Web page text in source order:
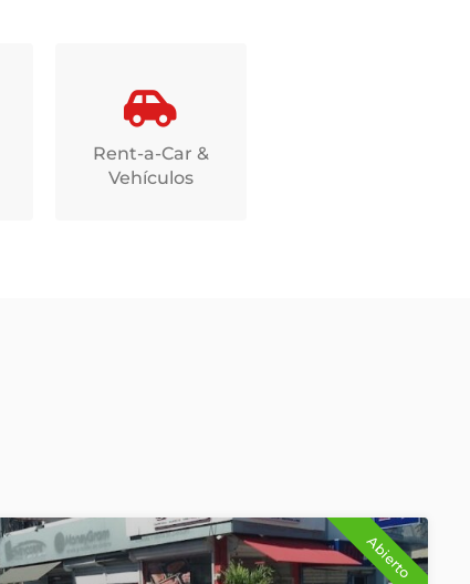
Rent-a-Car &
Vehículos
Abierto